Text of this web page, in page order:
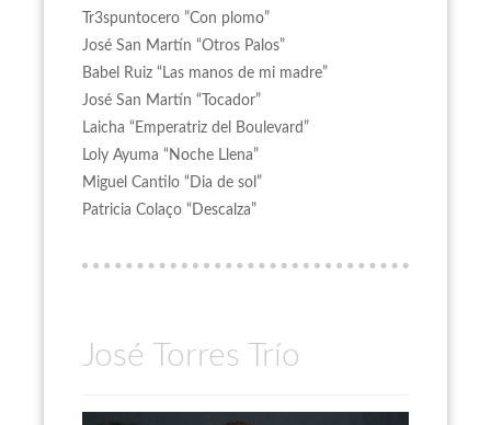
Tr3spuntocero ”Con plomo”
José San Martín “Otros Palos”
Babel Ruiz “Las manos de mi madre”
José San Martín “Tocador”
Laicha “Emperatriz del Boulevard”
Loly Ayuma “Noche Llena”
Miguel Cantilo “Dia de sol”
Patricia Colaço “Descalza”
José Torres Trío